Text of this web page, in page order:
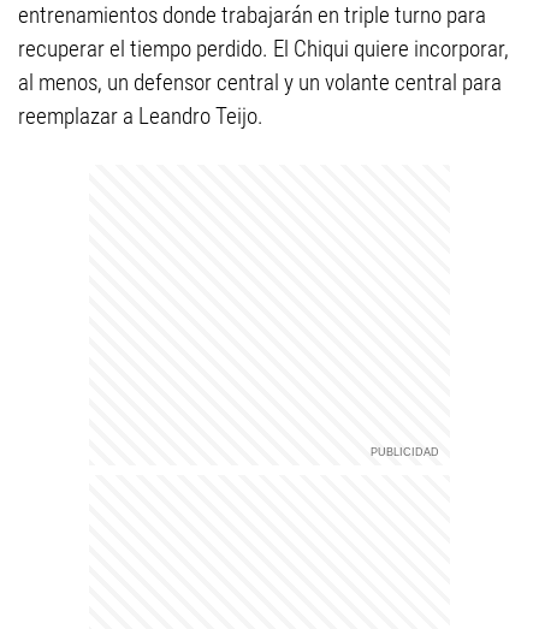
entrenamientos donde trabajarán en triple turno para
recuperar el tiempo perdido. El Chiqui quiere incorporar,
al menos, un defensor central y un volante central para
reemplazar a Leandro Teijo.